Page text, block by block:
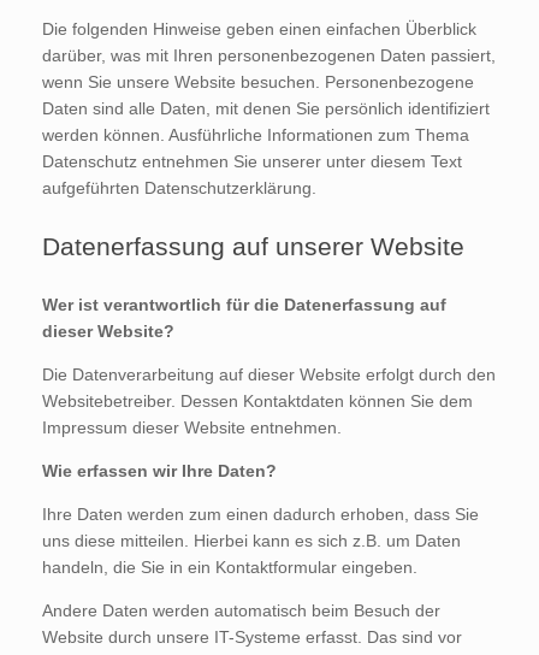
Die folgenden Hinweise geben einen einfachen Überblick
darüber, was mit Ihren personenbezogenen Daten passiert,
wenn Sie unsere Website besuchen. Personenbezogene
Daten sind alle Daten, mit denen Sie persönlich identifiziert
werden können. Ausführliche Informationen zum Thema
Datenschutz entnehmen Sie unserer unter diesem Text
aufgeführten Datenschutzerklärung.
Datenerfassung auf unserer Website
Wer ist verantwortlich für die Datenerfassung auf
dieser Website?
Die Datenverarbeitung auf dieser Website erfolgt durch den
Websitebetreiber. Dessen Kontaktdaten können Sie dem
Impressum dieser Website entnehmen.
Wie erfassen wir Ihre Daten?
Ihre Daten werden zum einen dadurch erhoben, dass Sie
uns diese mitteilen. Hierbei kann es sich z.B. um Daten
handeln, die Sie in ein Kontaktformular eingeben.
Andere Daten werden automatisch beim Besuch der
Website durch unsere IT-Systeme erfasst. Das sind vor